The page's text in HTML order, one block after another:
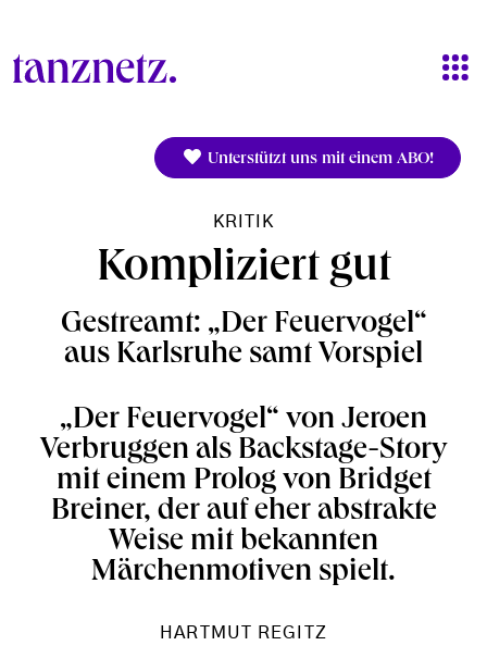
Unterstützt uns mit einem ABO!
KRITIK
Kompliziert gut
Gestreamt: „Der Feuervogel“
aus Karlsruhe samt Vorspiel
„Der Feuervogel“ von Jeroen
Verbruggen als Backstage-Story
mit einem Prolog von Bridget
Breiner, der auf eher abstrakte
Weise mit bekannten
Märchenmotiven spielt.
HARTMUT REGITZ